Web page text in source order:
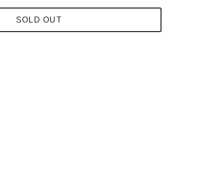
SOLD OUT